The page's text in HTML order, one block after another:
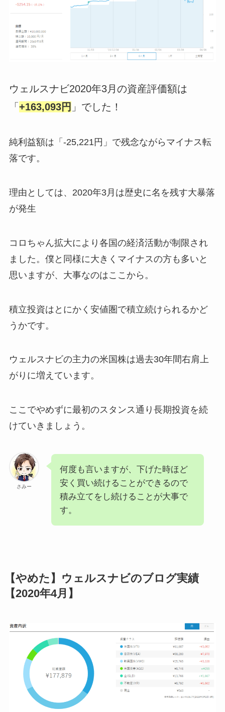
ウェルスナビ2020年3月の資産評価額は
「 +163,093円 」でした！
純利益額は「-25,221円」で残念ながらマイナス転
落です。
理由としては、2020年3月は歴史に名を残す大暴落
が発生
コロちゃん拡大により各国の経済活動が制限され
ました。僕と同様に大きくマイナスの方も多いと
思いますが、大事なのはここから。
積立投資はとにかく安値圏で積立続けられるかど
うかです。
ウェルスナビの主力の米国株は過去30年間右肩上
がりに増えています。
ここでやめずに最初のスタンス通り長期投資を続
けていきましょう。
さみー
何度も言いますが、下げた時ほど
安く買い続けることができるので
積み立てをし続けることが大事で
す。
【やめた】ウェルスナビのブログ実績
【2020年4月】